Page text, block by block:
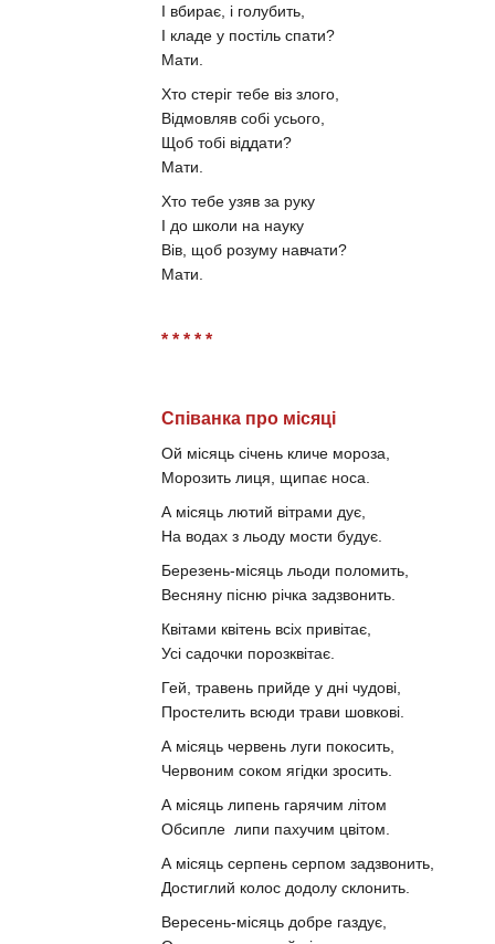
І вбирає, і голубить,
І кладе у постіль спати?
Мати.
Хто стеріг тебе віз злого,
Відмовляв собі усього,
Щоб тобі віддати?
Мати.
Хто тебе узяв за руку
І до школи на науку
Вів, щоб розуму навчати?
Мати.
* * * * *
Співанка про місяці
Ой місяць січень кличе мороза,
Морозить лиця, щипає носа.
А місяць лютий вітрами дує,
На водах з льоду мости будує.
Березень-місяць льоди поломить,
Весняну пісню річка задзвонить.
Квітами квітень всіх привітає,
Усі садочки порозквітає.
Гей, травень прийде у дні чудові,
Простелить всюди трави шовкові.
А місяць червень луги покосить,
Червоним соком ягідки зросить.
А місяць липень гарячим літом
Обсипле липи пахучим цвітом.
А місяць серпень серпом задзвонить,
Достиглий колос додолу склонить.
Вересень-місяць добре газдує,